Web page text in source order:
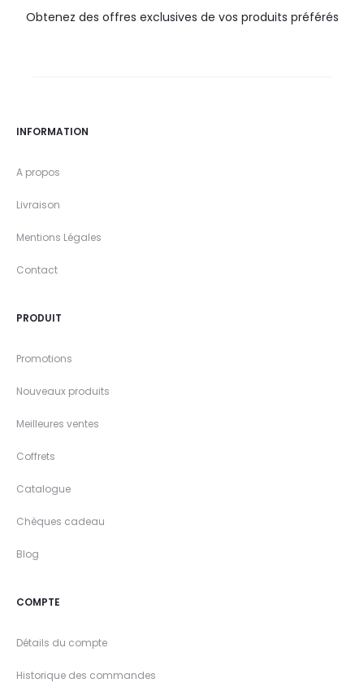
Obtenez des offres exclusives de vos produits préférés
INFORMATION
A propos
Livraison
Mentions Légales
Contact
PRODUIT
Promotions
Nouveaux produits
Meilleures ventes
Coffrets
Catalogue
Chèques cadeau
Blog
COMPTE
Détails du compte
Historique des commandes